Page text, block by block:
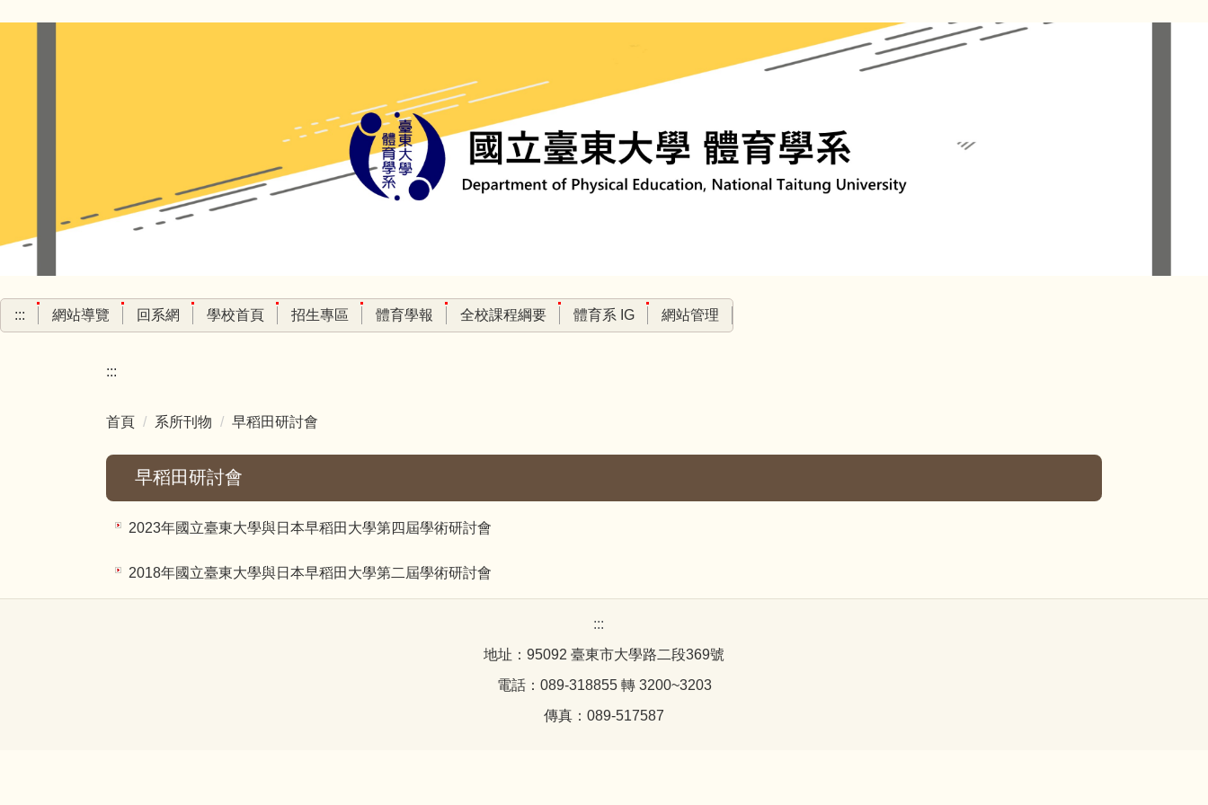
::: 網站導覽 回系網 學校首頁 招生專區 體育學報 全校課程綱要 體育系 IG 網站管理
:::
首頁 系所刊物 早稻田研討會
早稻田研討會
2023年國立臺東大學與日本早稻田大學第四屆學術研討會
2018年國立臺東大學與日本早稻田大學第二屆學術研討會
:::
地址：95092 臺東市大學路二段369號
電話：089-318855 轉 3200~3203
傳真：089-517587